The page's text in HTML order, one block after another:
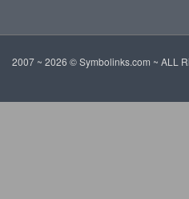
2007 ~ 2026 © Symbolinks.com ~ ALL